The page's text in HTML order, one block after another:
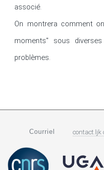
associé.
On montrera comment
moments" sous
problèmes.
Courriel contact.ljk